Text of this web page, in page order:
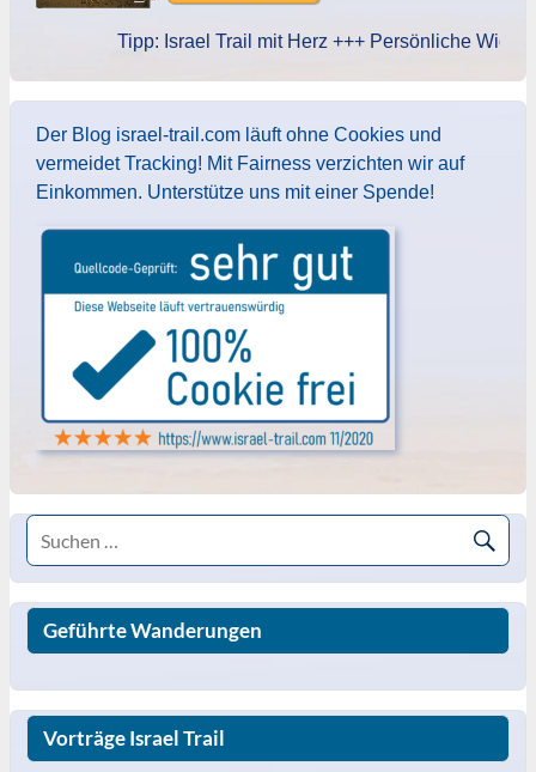
Tipp: Israel Trail mit Herz +++ Persönliche
Der Blog israel-trail.com läuft ohne Cookies und
vermeidet Tracking! Mit Fairness verzichten wir auf
Einkommen. Unterstütze uns mit einer Spende!
Geführte Wanderungen
Vorträge Israel Trail